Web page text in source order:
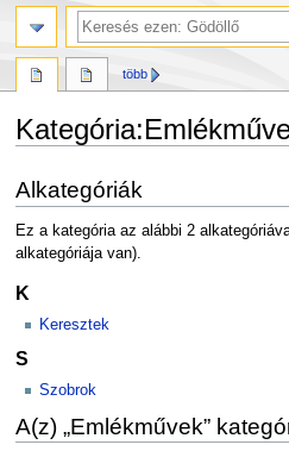
Kategória:
a
navigációhoz
a
kereséshez
Alkategóriák
Ez a kategória az alábbi 2
alkategóriája van).
K
Keresztek
S
Szobrok
A(z) „Emlékművek”
több